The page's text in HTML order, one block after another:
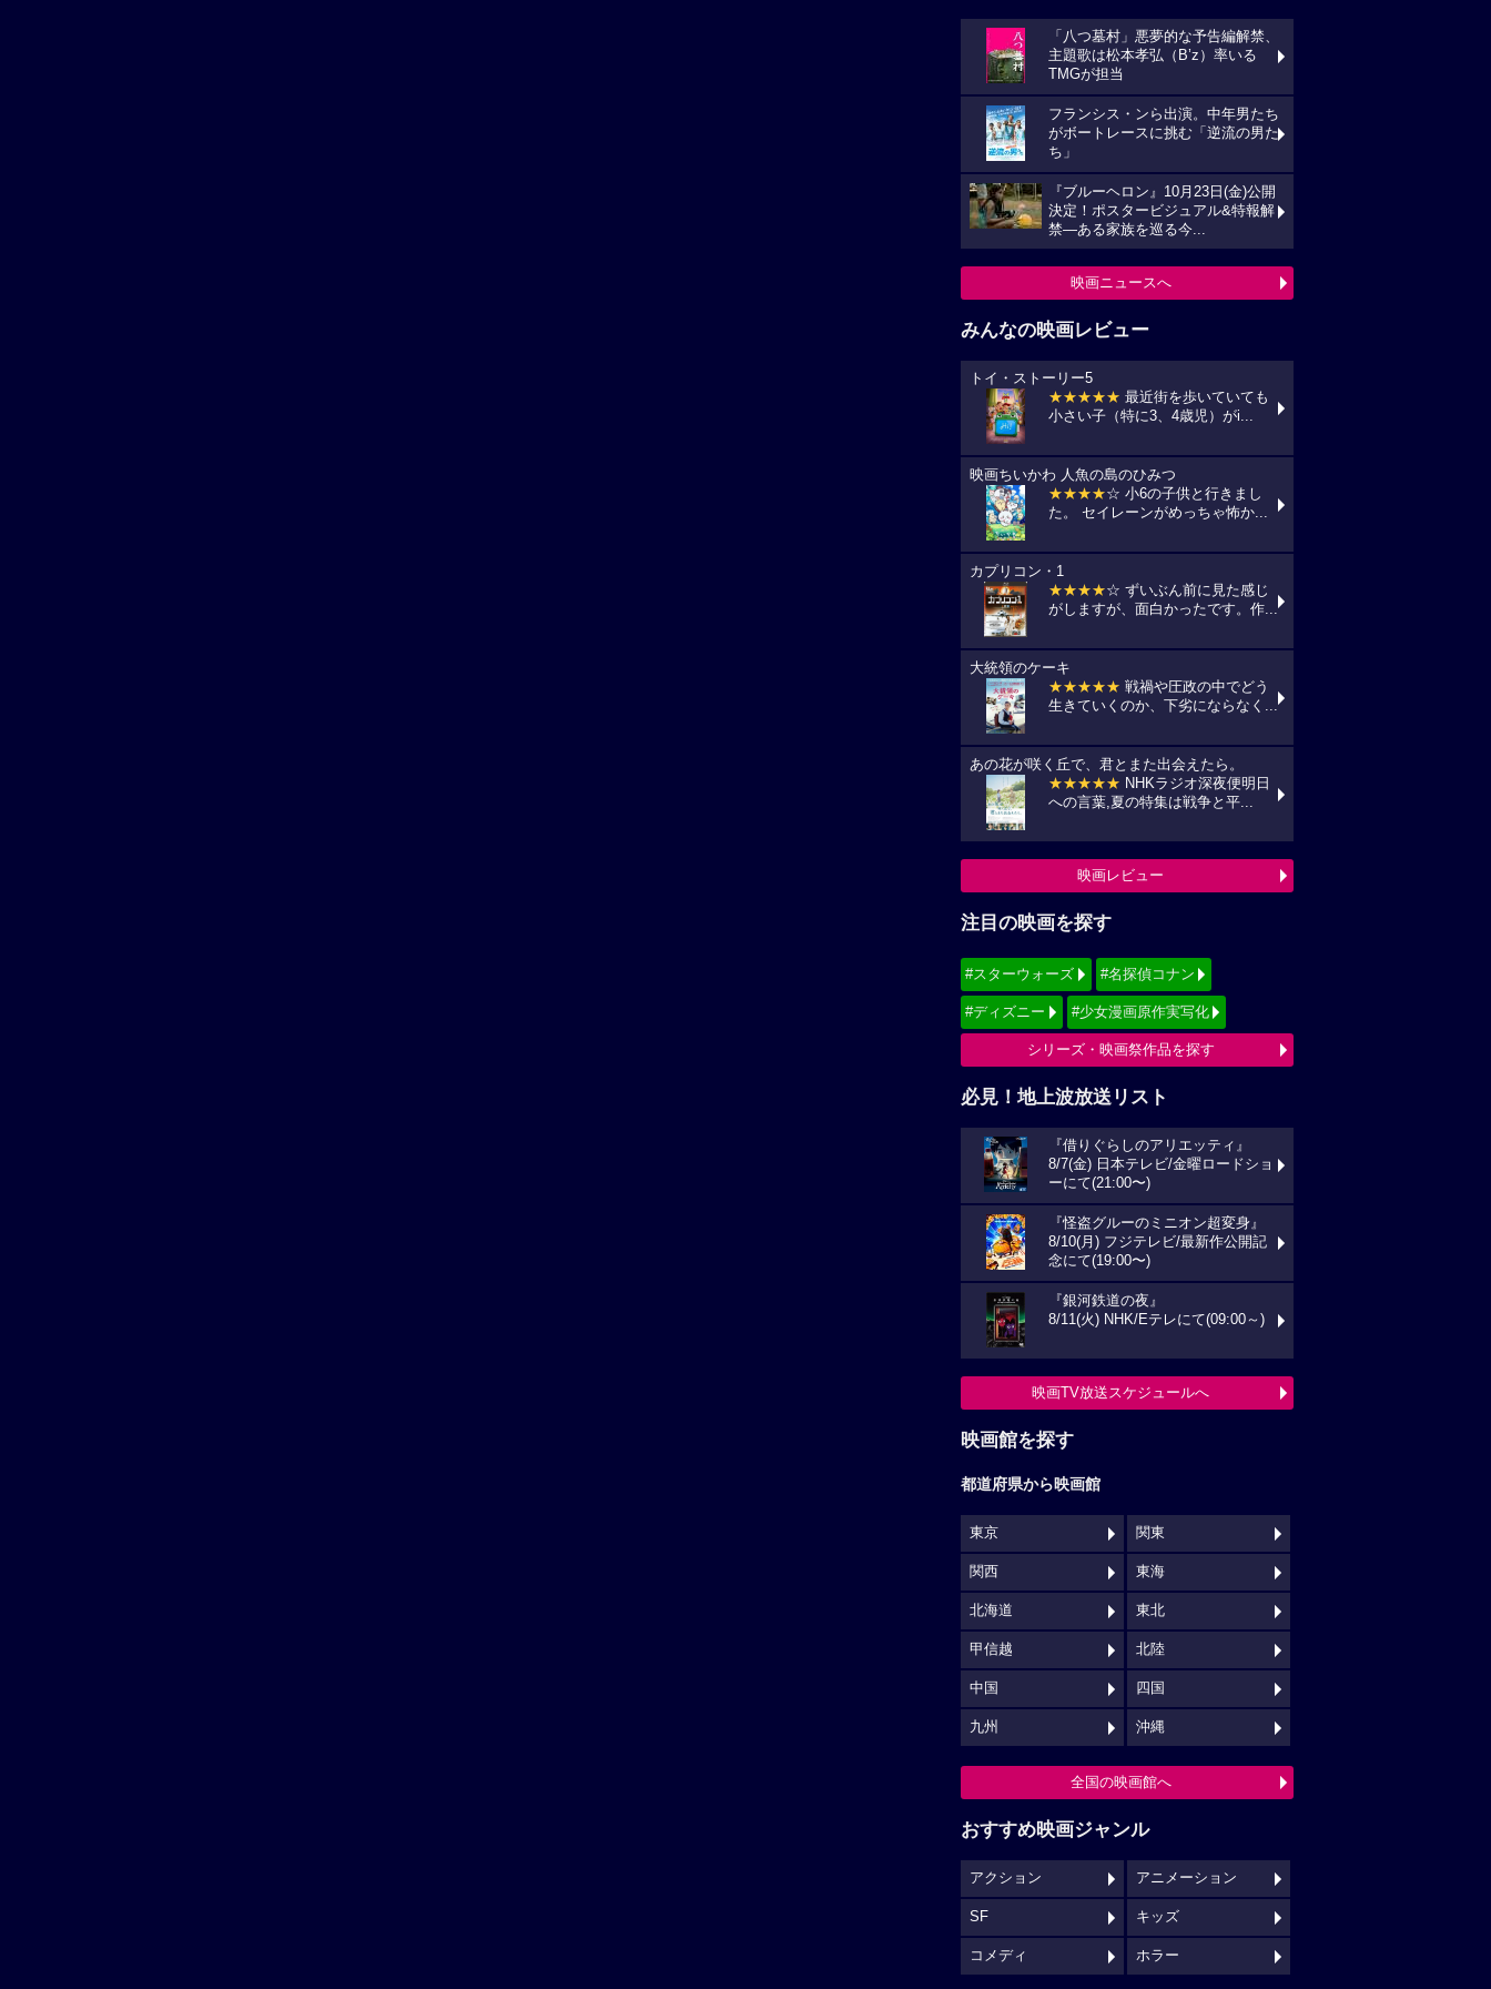
「八つ墓村」悪夢的な予告編解禁、
主題歌は松本孝弘（B’z）率いる
TMGが担当
フランシス・ンら出演。中年男たち
がボートレースに挑む「逆流の男た
ち」
『ブルーヘロン』10月23日(金)公開
決定！ポスタービジュアル&特報解
禁―ある家族を巡る今...
映画ニュースへ
みんなの映画レビュー
トイ・ストーリー5
★★★★★ 最近街を歩いていても
小さい子（特に3、4歳児）がi...
映画ちいかわ 人魚の島のひみつ
★★★★☆ 小6の子供と行きまし
た。 セイレーンがめっちゃ怖か...
カプリコン・1
★★★★☆ ずいぶん前に見た感じ
がしますが、面白かったです。作...
大統領のケーキ
★★★★★ 戦禍や圧政の中でどう
生きていくのか、下劣にならなく...
あの花が咲く丘で、君とまた出会えたら。
★★★★★ NHKラジオ深夜便明日
への言葉,夏の特集は戦争と平...
映画レビュー
注目の映画を探す
#スターウォーズ #名探偵コナン
#ディズニー #少女漫画原作実写化
シリーズ・映画祭作品を探す
必見！地上波放送リスト
『借りぐらしのアリエッティ』
8/7(金) 日本テレビ/金曜ロードショ
ーにて(21:00〜)
『怪盗グルーのミニオン超変身』
8/10(月) フジテレビ/最新作公開記
念にて(19:00〜)
『銀河鉄道の夜』
8/11(火) NHK/Eテレにて(09:00～)
映画TV放送スケジュールへ
映画館を探す
都道府県から映画館
東京 関東
関西 東海
北海道 東北
甲信越 北陸
中国 四国
九州 沖縄
全国の映画館へ
おすすめ映画ジャンル
アクション アニメーション
SF キッズ
コメディ ホラー